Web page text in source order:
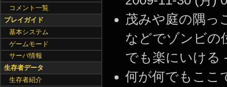
茂みや庭の隅っ
などでゾンビの
でも楽にいける
何が何でもここ
コメント一覧
プレイガイド
基本システム
ゲームモード
サーバ情報
生存者データ
生存者紹介